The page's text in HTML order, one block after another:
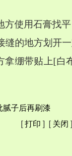
方使用石膏找
缝的地方划开
拿绷带贴上[白
腻子后再刷漆
[打印 ] [ 关闭 ]